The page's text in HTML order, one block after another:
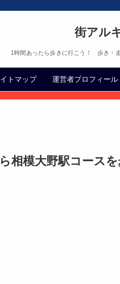
街アル
1時間あったら歩きに行こう！ 歩き・
トマップ 運営者プロフィール
相模大野駅コースを